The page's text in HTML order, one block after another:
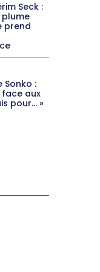
Seck :
prend
Sonko :
face aux
pour… »